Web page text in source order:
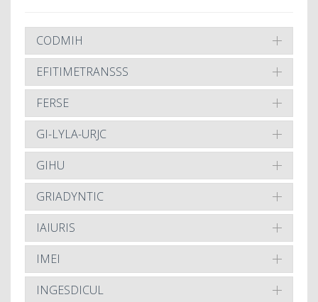
CODMIH
EFITIMETRANSSS
FERSE
GI-LYLA-URJC
GIHU
GRIADYNTIC
IAIURIS
IMEI
INGESDICUL